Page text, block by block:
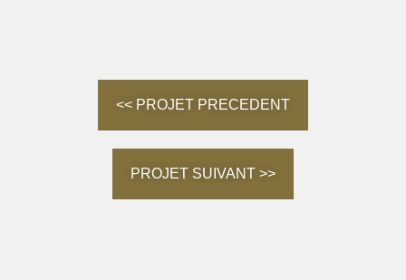
<< PROJET PRECEDENT
PROJET SUIVANT >>